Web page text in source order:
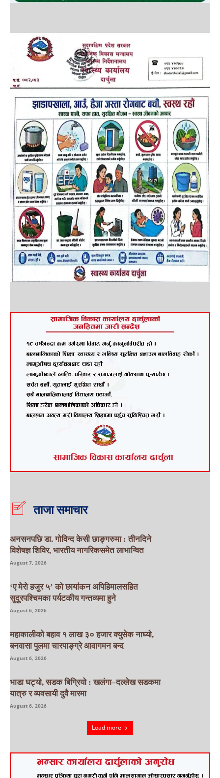
ताजा समाचार
अनसनपछि डा. गोविन्द केसी छाङ्गरुमा : तीनदिने
विशेषज्ञ शिविर, भारतीय नागरिकसमेत लाभान्वित
August 7, 2026
‘ए मेरो हजुर ५’ को छायांकन अपिहिमालसहित
सुदूरपश्चिमका पर्यटकीय गन्तव्यमा हुने
August 6, 2026
महाकालीको बहाव १ लाख ३० हजार क्युसेक नाघ्यो,
बनवासा पुलमा चारपाङ्ग्रे आवागमन बन्द
August 6, 2026
भाडा घट्यो, सडक बिग्रियो : खलंगा–दल्लेख सडकमा
यात्रु र व्यवसायी दुवै मारमा
August 6, 2026
Load more